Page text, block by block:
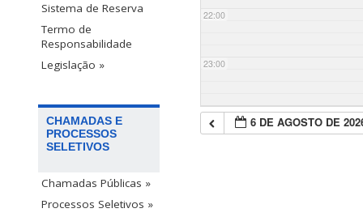
Sistema de Reserva
Termo de
Responsabilidade
Legislação »
CHAMADAS E
PROCESSOS
SELETIVOS
Chamadas Públicas »
Processos Seletivos »
22:00
23:00
6 DE AGOSTO DE